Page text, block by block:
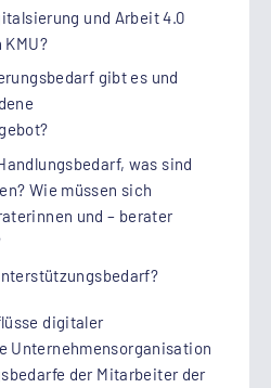
und Arbeit 4.0
gibt es und
was sind
Wie müssen sich
und – berater
digitaler
Unternehmensorganisation
der Mitarbeiter der